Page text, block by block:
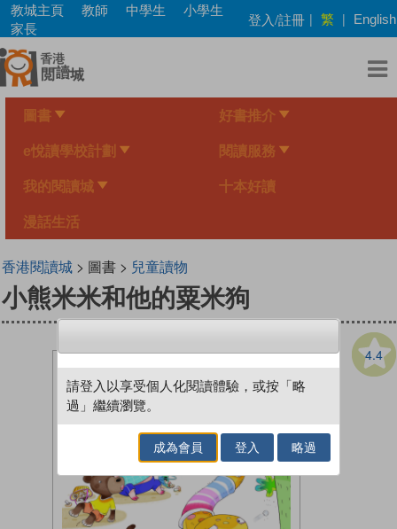
Skip
main
content
教城主頁 教師 中學生
小學生
家長
登入/註冊 | 繁 | English
圖書 好書推介
e悅讀學校計劃 閱讀服務
我的閱讀城 十本好讀
漫話生活
香港閱讀城> 圖書 > 兒童讀物
小熊米米和他的粟米狗
4.4
請登入以享受個人化閱讀體驗，或按「略
過」繼續瀏覽。
成為會員 登入 略過